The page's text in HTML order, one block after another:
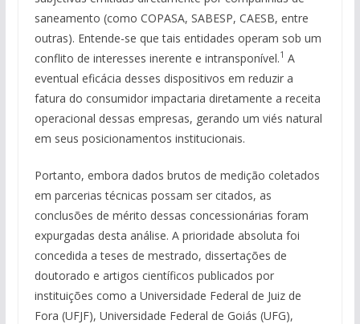
saneamento (como COPASA, SABESP, CAESB, entre
outras). Entende-se que tais entidades operam sob um
conflito de interesses inerente e intransponível.1 A
eventual eficácia desses dispositivos em reduzir a
fatura do consumidor impactaria diretamente a receita
operacional dessas empresas, gerando um viés natural
em seus posicionamentos institucionais.
Portanto, embora dados brutos de medição coletados
em parcerias técnicas possam ser citados, as
conclusões de mérito dessas concessionárias foram
expurgadas desta análise. A prioridade absoluta foi
concedida a teses de mestrado, dissertações de
doutorado e artigos científicos publicados por
instituições como a Universidade Federal de Juiz de
Fora (UFJF), Universidade Federal de Goiás (UFG),